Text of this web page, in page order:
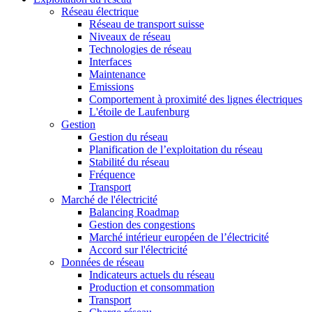
Réseau électrique
Réseau de transport suisse
Niveaux de réseau
Technologies de réseau
Interfaces
Maintenance
Emissions
Comportement à proximité des lignes électriques
L'étoile de Laufenburg
Gestion
Gestion du réseau
Planification de l’exploitation du réseau
Stabilité du réseau
Fréquence
Transport
Marché de l'électricité
Balancing Roadmap
Gestion des congestions
Marché intérieur européen de l’électricité
Accord sur l'électricité
Données de réseau
Indicateurs actuels du réseau
Production et consommation
Transport